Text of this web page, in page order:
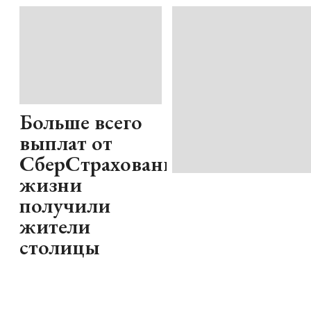
Больше всего
выплат от
СберСтрахование
жизни
получили
жители
столицы